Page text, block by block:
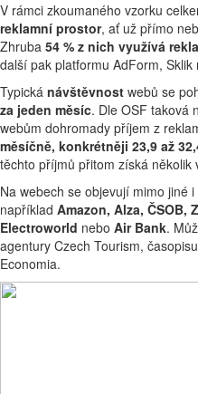
V rámci zkoumaného vzorku
reklamní prostor, ať už přímo
Zhruba 54 % z nich využívá
další pak platformu AdForm,
Typická návštěvnost webů se
za jeden měsíc. Dle OSF taková
webům dohromady příjem z
měsíčně, konkrétněji 23,9 až
těchto příjmů přitom získá několik
Na webech se objevují mimo jiné
například Amazon, Alza, ČSOB,
Electroworld nebo Air Bank.
agentury Czech Tourism,
Economia.